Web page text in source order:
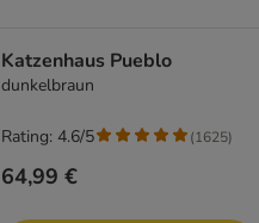
Katzenhaus Pueblo
dunkelbraun
64,99 €
Rating: 4.6/5 (1625)